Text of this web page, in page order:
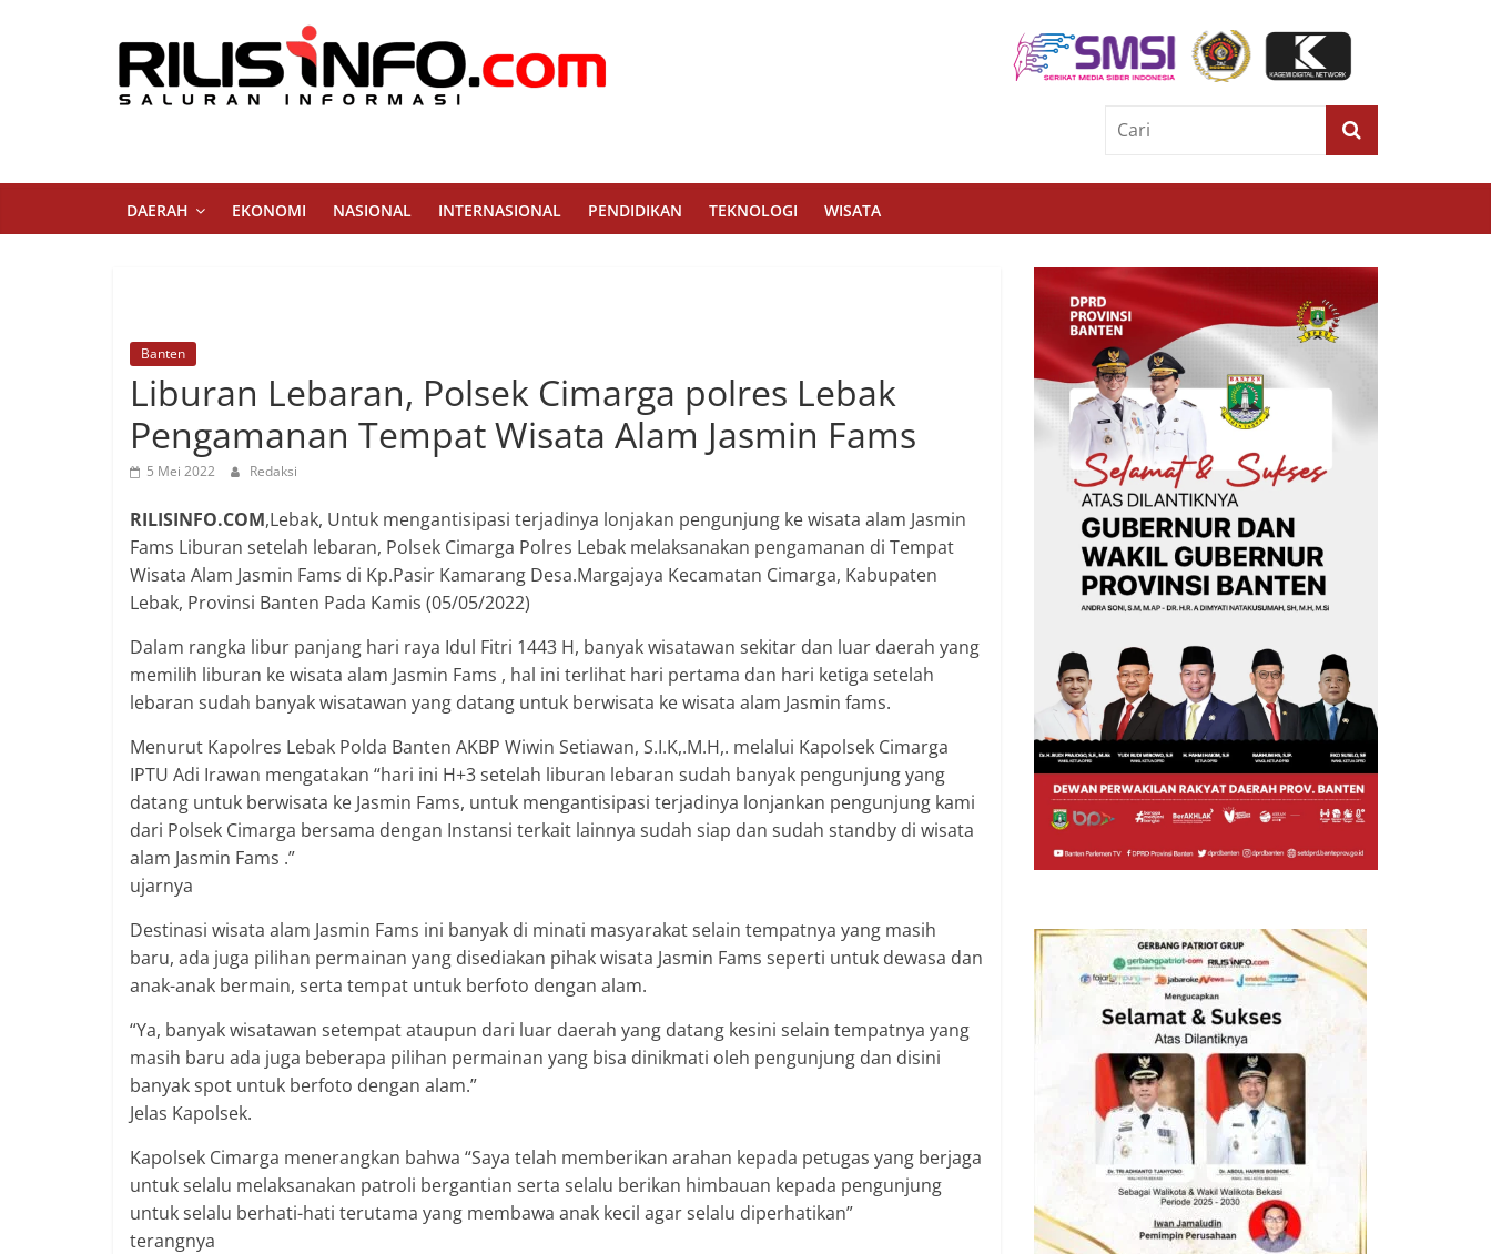
Rilis
Info
Saluran
Informasi
DAERAH EKONOMI NASIONAL INTERNASIONAL PENDIDIKAN TEKNOLOGI WISATA
Banten
Liburan Lebaran, Polsek Cimarga polres Lebak
Pengamanan Tempat Wisata Alam Jasmin Fams
5 Mei 2022 Redaksi
RILISINFO.COM,Lebak, Untuk mengantisipasi terjadinya lonjakan pengunjung ke wisata alam Jasmin
Fams Liburan setelah lebaran, Polsek Cimarga Polres Lebak melaksanakan pengamanan di Tempat
Wisata Alam Jasmin Fams di Kp.Pasir Kamarang Desa.Margajaya Kecamatan Cimarga, Kabupaten
Lebak, Provinsi Banten Pada Kamis (05/05/2022)
Dalam rangka libur panjang hari raya Idul Fitri 1443 H, banyak wisatawan sekitar dan luar daerah yang
memilih liburan ke wisata alam Jasmin Fams , hal ini terlihat hari pertama dan hari ketiga setelah
lebaran sudah banyak wisatawan yang datang untuk berwisata ke wisata alam Jasmin fams.
Menurut Kapolres Lebak Polda Banten AKBP Wiwin Setiawan, S.I.K,.M.H,. melalui Kapolsek Cimarga
IPTU Adi Irawan mengatakan “hari ini H+3 setelah liburan lebaran sudah banyak pengunjung yang
datang untuk berwisata ke Jasmin Fams, untuk mengantisipasi terjadinya lonjankan pengunjung kami
dari Polsek Cimarga bersama dengan Instansi terkait lainnya sudah siap dan sudah standby di wisata
alam Jasmin Fams .”
ujarnya
Destinasi wisata alam Jasmin Fams ini banyak di minati masyarakat selain tempatnya yang masih
baru, ada juga pilihan permainan yang disediakan pihak wisata Jasmin Fams seperti untuk dewasa dan
anak-anak bermain, serta tempat untuk berfoto dengan alam.
“Ya, banyak wisatawan setempat ataupun dari luar daerah yang datang kesini selain tempatnya yang
masih baru ada juga beberapa pilihan permainan yang bisa dinikmati oleh pengunjung dan disini
banyak spot untuk berfoto dengan alam.”
Jelas Kapolsek.
Kapolsek Cimarga menerangkan bahwa “Saya telah memberikan arahan kepada petugas yang berjaga
untuk selalu melaksanakan patroli bergantian serta selalu berikan himbauan kepada pengunjung
untuk selalu berhati-hati terutama yang membawa anak kecil agar selalu diperhatikan”
terangnya